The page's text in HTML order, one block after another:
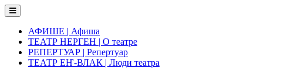
Skip
to
contentАФИШЕ | Афиша
ТЕАТР НЕРГЕН | О театре
РЕПЕРТУАР | Репертуар
ТЕАТР ЕҤ-ВЛАК | Люди театра